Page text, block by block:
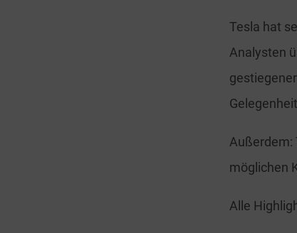
Tesla hat
Analysten
Außerdem:
möglichen
Alle